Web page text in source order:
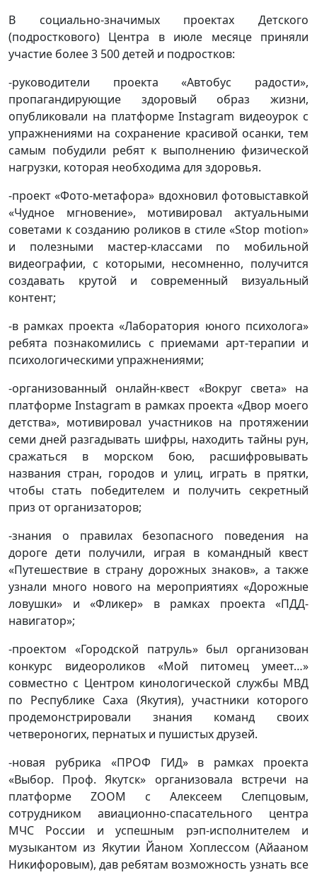
В социально-значимых проектах Детского
(подросткового) Центра в июле месяце приняли
участие более 3 500 детей и подростков:
-руководители проекта «Автобус радости»,
пропагандирующие здоровый образ жизни,
опубликовали на платформе Instagram видеоурок с
упражнениями на сохранение красивой осанки, тем
самым побудили ребят к выполнению физической
нагрузки, которая необходима для здоровья.
-проект «Фото-метафора» вдохновил фотовыставкой
«Чудное мгновение», мотивировал актуальными
советами к созданию роликов в стиле «Stop motion»
и полезными мастер-классами по мобильной
видеографии, с которыми, несомненно, получится
создавать крутой и современный визуальный
контент;
-в рамках проекта «Лаборатория юного психолога»
ребята познакомились с приемами арт-терапии и
психологическими упражнениями;
-организованный онлайн-квест «Вокруг света» на
платформе Instagram в рамках проекта «Двор моего
детства», мотивировал участников на протяжении
семи дней разгадывать шифры, находить тайны рун,
сражаться в морском бою, расшифровывать
названия стран, городов и улиц, играть в прятки,
чтобы стать победителем и получить секретный
приз от организаторов;
-знания о правилах безопасного поведения на
дороге дети получили, играя в командный квест
«Путешествие в страну дорожных знаков», а также
узнали много нового на мероприятиях «Дорожные
ловушки» и «Фликер» в рамках проекта «ПДД-
навигатор»;
-проектом «Городской патруль» был организован
конкурс видеороликов «Мой питомец умеет…»
совместно с Центром кинологической службы МВД
по Республике Саха (Якутия), участники которого
продемонстрировали знания команд своих
четвероногих, пернатых и пушистых друзей.
-новая рубрика «ПРОФ ГИД» в рамках проекта
«Выбор. Проф. Якутск» организовала встречи на
платформе ZOOM с Алексеем Слепцовым,
сотрудником авиационно-спасательного центра
МЧС России и успешным рэп-исполнителем и
музыкантом из Якутии Йаном Хоплессом (Айааном
Никифоровым), дав ребятам возможность узнать все